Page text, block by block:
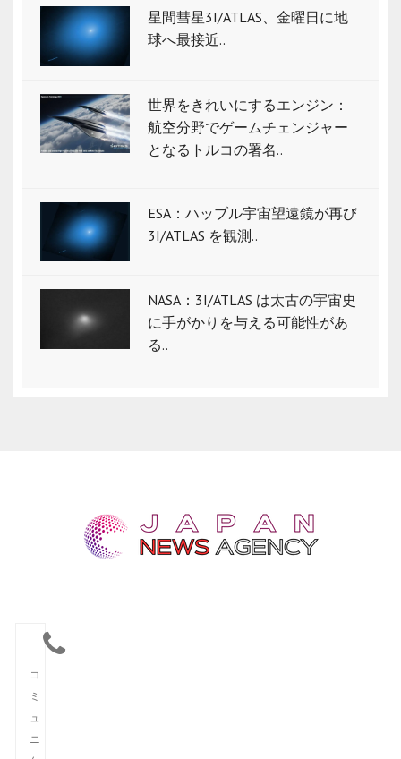
星間彗星3I/ATLAS、金曜日に地
球へ最接近..
世界をきれいにするエンジン：
航空分野でゲームチェンジャー
となるトルコの署名..
ESA：ハッブル宇宙望遠鏡が再び
3I/ATLAS を観測..
NASA：3I/ATLAS は太古の宇宙史
に手がかりを与える可能性があ
る..
コ
ミ
ュ
ニ